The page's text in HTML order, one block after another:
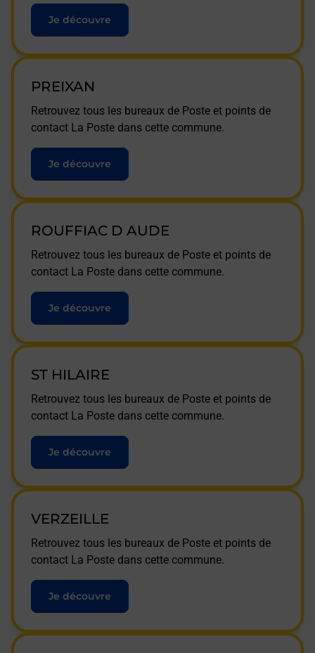
Je découvre
PREIXAN
Retrouvez tous les bureaux de Poste et points de
contact La Poste dans cette commune.
Je découvre
ROUFFIAC D AUDE
Retrouvez tous les bureaux de Poste et points de
contact La Poste dans cette commune.
Je découvre
ST HILAIRE
Retrouvez tous les bureaux de Poste et points de
contact La Poste dans cette commune.
Je découvre
VERZEILLE
Retrouvez tous les bureaux de Poste et points de
contact La Poste dans cette commune.
Je découvre